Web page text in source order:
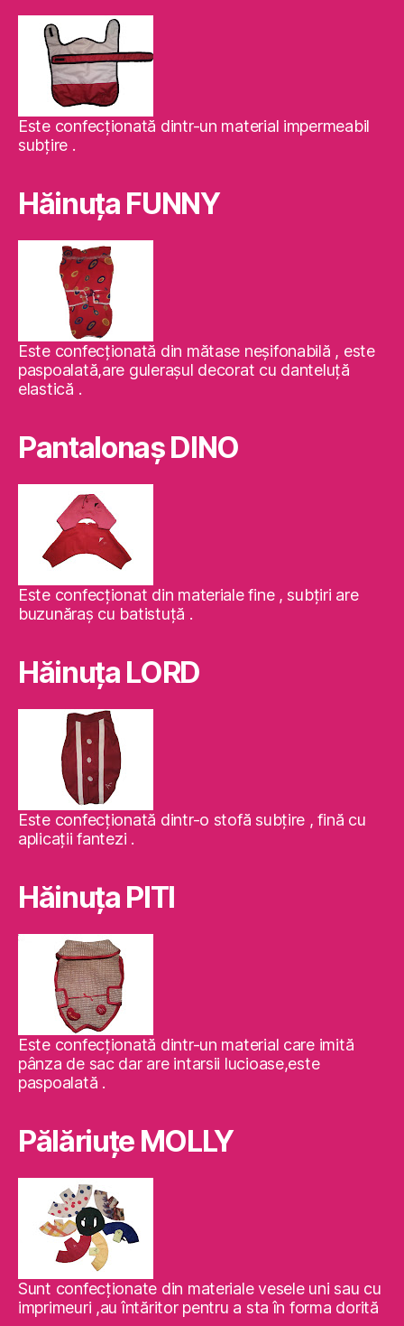
Este confecţionată dintr-un material impermeabil
subţire .
Hăinuţa FUNNY
Este confecţionată din mătase neşifonabilă , este
paspoalată,are guleraşul decorat cu danteluţă
elastică .
Pantalonaş DINO
Este confecţionat din materiale fine , subţiri are
buzunăraş cu batistuţă .
Hăinuţa LORD
Este confecţionată dintr-o stofă subţire , fină cu
aplicaţii fantezi .
Hăinuţa PITI
Este confecţionată dintr-un material care imită
pânza de sac dar are intarsii lucioase,este
paspoalată .
Pălăriuţe MOLLY
Sunt confecţionate din materiale vesele uni sau cu
imprimeuri ,au întăritor pentru a sta în forma dorită